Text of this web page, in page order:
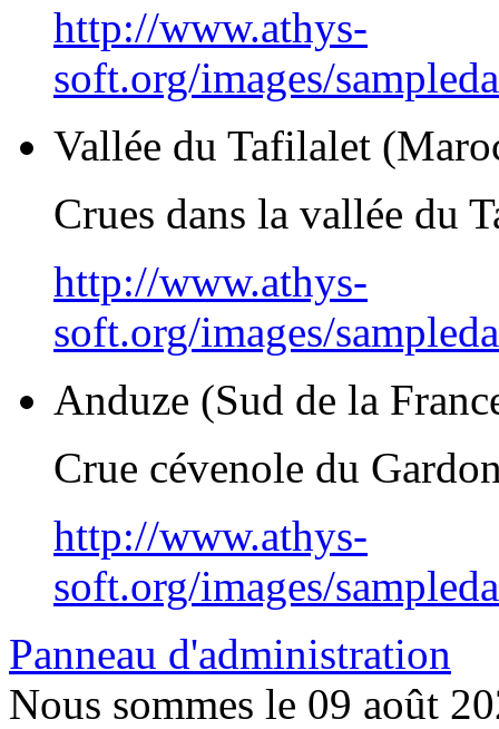
http://www.athys-
soft.org/images/
Vallée du Tafilalet
Crues dans la vallée du
http://www.athys-
soft.org/images/
Anduze (Sud de la
Crue cévenole du
http://www.athys-
soft.org/images/
Panneau d'administration
Nous sommes le 09 août